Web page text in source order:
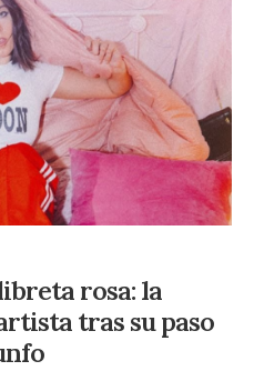
rosa: la
tras su paso